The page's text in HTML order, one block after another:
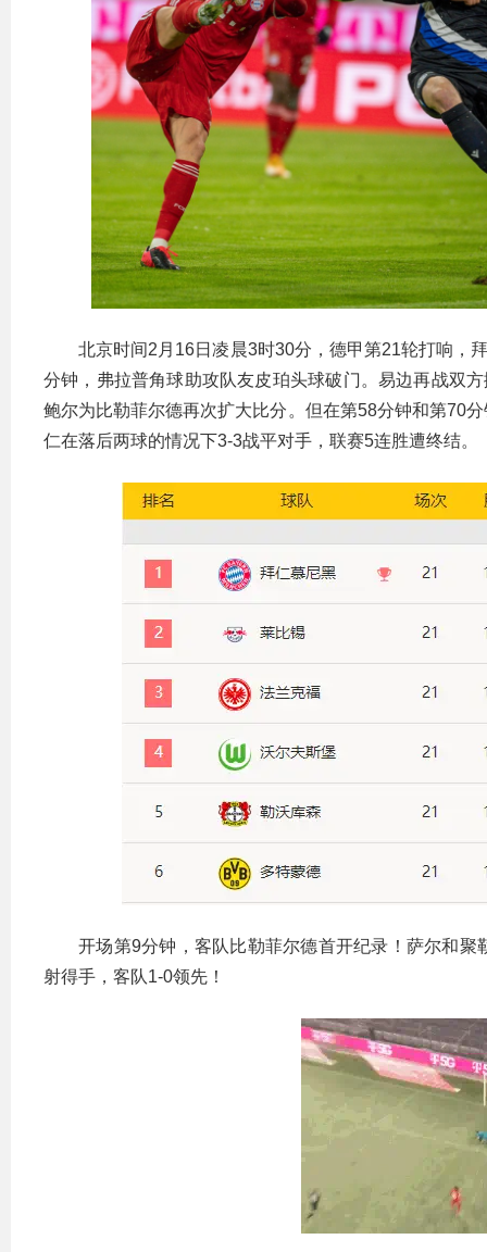
北京时间2月16日凌晨3时30分，德甲第21轮打响，
分钟，弗拉普角球助攻队友皮珀头球破门。易边再战双
鲍尔为比勒菲尔德再次扩大比分。但在第58分钟和第70
仁在落后两球的情况下3-3战平对手，联赛5连胜遭终结。
开场第9分钟，客队比勒菲尔德首开纪录！萨尔和
射得手，客队1-0领先！